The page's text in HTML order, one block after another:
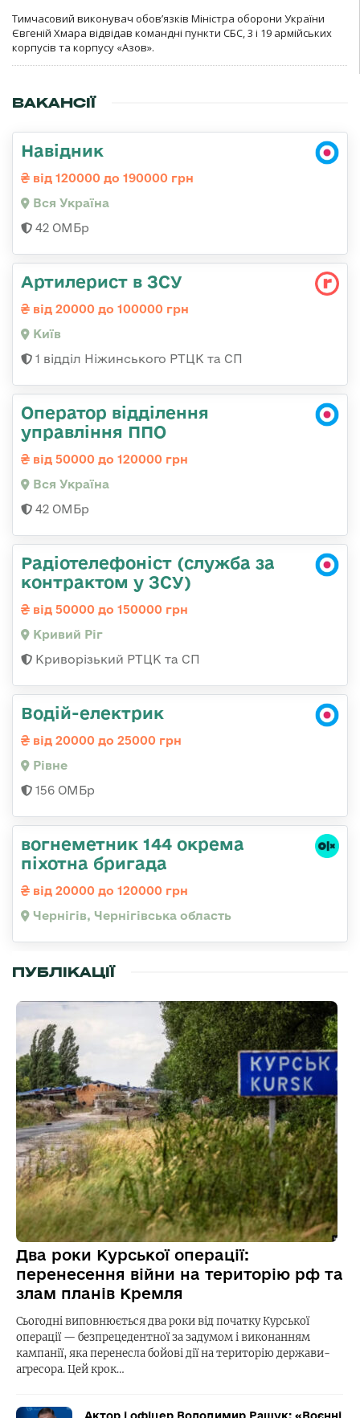
Тимчасовий виконувач обов’язків Міністра оборони України
Євгеній Хмара відвідав командні пункти СБС, 3 і 19 армійських
корпусів та корпусу «Азов».
ВАКАНСІЇ
Навідник
від 120000 до 190000 грн
Вся Україна
42 ОМБр
Артилерист в ЗСУ
від 20000 до 100000 грн
Київ
1 відділ Ніжинського РТЦК та СП
Оператор відділення
управління ППО
від 50000 до 120000 грн
Вся Україна
42 ОМБр
Радіотелефоніст (служба за
контрактом у ЗСУ)
від 50000 до 150000 грн
Кривий Ріг
Криворізький РТЦК та СП
Водій-електрик
від 20000 до 25000 грн
Рівне
156 ОМБр
вогнеметник 144 окрема
піхотна бригада
від 20000 до 120000 грн
Чернігів, Чернігівська область
ПУБЛІКАЦІЇ
Два роки Курської операції:
перенесення війни на територію рф та
злам планів Кремля
Сьогодні виповнюється два роки від початку Курської
операції — безпрецедентної за задумом і виконанням
кампанії, яка перенесла бойові дії на територію держави-
агресора. Цей крок…
Актор і офіцер Володимир Ращук: «Воєнні